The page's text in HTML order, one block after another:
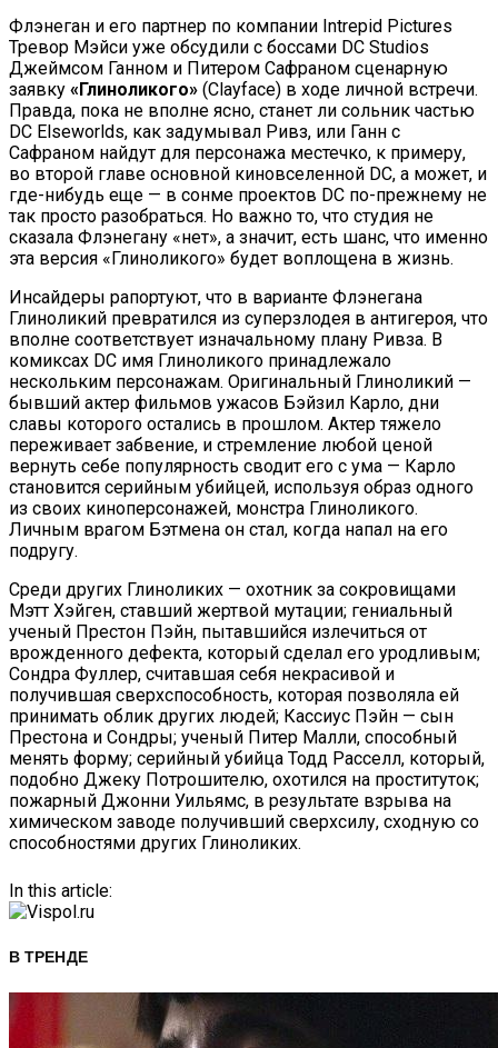
Флэнеган и его партнер по компании Intrepid Pictures
Тревор Мэйси уже обсудили с боссами DC Studios
Джеймсом Ганном и Питером Сафраном сценарную
заявку «Глиноликого» (Clayface) в ходе личной встречи.
Правда, пока не вполне ясно, станет ли сольник частью
DC Elseworlds, как задумывал Ривз, или Ганн с
Сафраном найдут для персонажа местечко, к примеру,
во второй главе основной киновселенной DC, а может, и
где-нибудь еще — в сонме проектов DC по-прежнему не
так просто разобраться. Но важно то, что студия не
сказала Флэнегану «нет», а значит, есть шанс, что именно
эта версия «Глиноликого» будет воплощена в жизнь.
Инсайдеры рапортуют, что в варианте Флэнегана
Глиноликий превратился из суперзлодея в антигероя, что
вполне соответствует изначальному плану Ривза. В
комиксах DC имя Глиноликого принадлежало
нескольким персонажам. Оригинальный Глиноликий —
бывший актер фильмов ужасов Бэйзил Карло, дни
славы которого остались в прошлом. Актер тяжело
переживает забвение, и стремление любой ценой
вернуть себе популярность сводит его с ума — Карло
становится серийным убийцей, используя образ одного
из своих киноперсонажей, монстра Глиноликого.
Личным врагом Бэтмена он стал, когда напал на его
подругу.
Среди других Глиноликих — охотник за сокровищами
Мэтт Хэйген, ставший жертвой мутации; гениальный
ученый Престон Пэйн, пытавшийся излечиться от
врожденного дефекта, который сделал его уродливым;
Сондра Фуллер, считавшая себя некрасивой и
получившая сверхспособность, которая позволяла ей
принимать облик других людей; Кассиус Пэйн — сын
Престона и Сондры; ученый Питер Малли, способный
менять форму; серийный убийца Тодд Расселл, который,
подобно Джеку Потрошителю, охотился на проституток;
пожарный Джонни Уильямс, в результате взрыва на
химическом заводе получивший сверхсилу, сходную со
способностями других Глиноликих.
In this article:
В ТРЕНДЕ